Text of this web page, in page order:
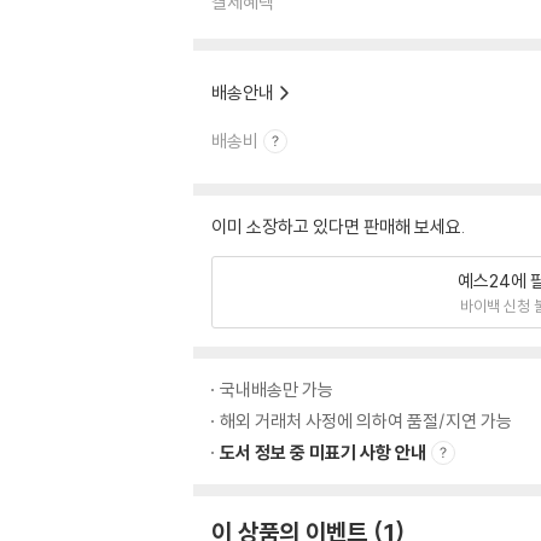
배송안내
배송비
이미 소장하고 있다면 판매해 보세요.
예스24에
바이백 신청
국내배송만 가능
해외 거래처 사정에 의하여 품절/지연 가능
도서 정보 중 미표기 사항 안내
이 상품의 이벤트 1